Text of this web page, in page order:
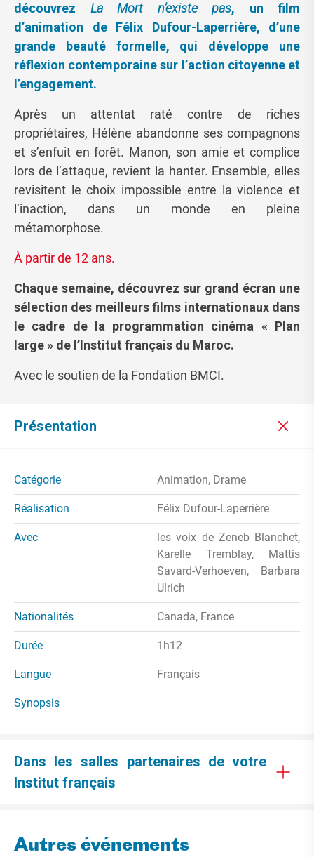
découvrez La Mort n’existe pas, un film
d’animation de Félix Dufour-Laperrière, d’une
grande beauté formelle, qui développe une
réflexion contemporaine sur l’action citoyenne et
l’engagement.
Après un attentat raté contre de riches
propriétaires, Hélène abandonne ses compagnons
et s’enfuit en forêt. Manon, son amie et complice
lors de l’attaque, revient la hanter. Ensemble, elles
revisitent le choix impossible entre la violence et
l’inaction, dans un monde en pleine
métamorphose.
À partir de 12 ans.
Chaque semaine, découvrez sur grand écran une
sélection des meilleurs films internationaux dans
le cadre de la programmation cinéma « Plan
large » de l’Institut français du Maroc.
Avec le soutien de la Fondation BMCI.
Présentation
Catégorie Animation, Drame
Réalisation Félix Dufour-Laperrière
Avec
les voix de Zeneb Blanchet,
Karelle Tremblay, Mattis
Savard-Verhoeven, Barbara
Ulrich
Nationalités Canada, France
Durée 1h12
Langue Français
Synopsis
Dans les salles partenaires de votre
Institut français
Autres événements